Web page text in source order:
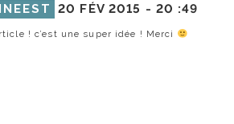
20 FÉV 2015 - 20 :49
! c’est une super idée ! Merci